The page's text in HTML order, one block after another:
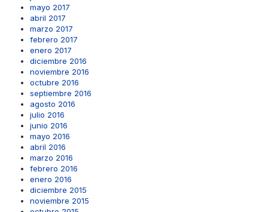
mayo 2017
abril 2017
marzo 2017
febrero 2017
enero 2017
diciembre 2016
noviembre 2016
octubre 2016
septiembre 2016
agosto 2016
julio 2016
junio 2016
mayo 2016
abril 2016
marzo 2016
febrero 2016
enero 2016
diciembre 2015
noviembre 2015